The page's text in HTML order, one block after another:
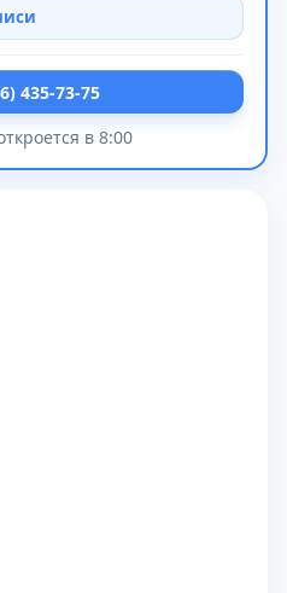
435-73-75
в 8:00